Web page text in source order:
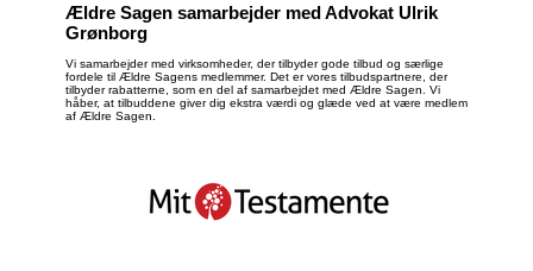
Ældre Sagen samarbejder med Advokat Ulrik
Grønborg
Vi samarbejder med virksomheder, der tilbyder gode tilbud og særlige
fordele til Ældre Sagens medlemmer. Det er vores tilbudspartnere, der
tilbyder rabatterne, som en del af samarbejdet med Ældre Sagen. Vi
håber, at tilbuddene giver dig ekstra værdi og glæde ved at være medlem
af Ældre Sagen.